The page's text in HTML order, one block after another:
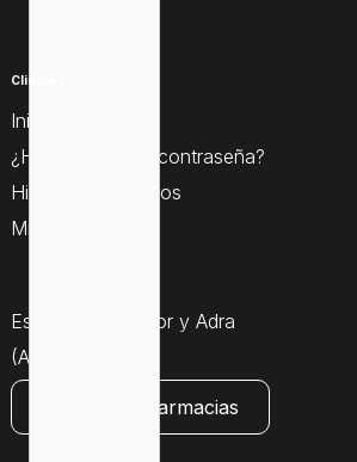
Clientes
Iniciar sesión
¿Ha olvidado su contraseña?
Historial de pedidos
Mis direcciones
Estamos en Gador y Adra
(Almería)
Consultar farmacias